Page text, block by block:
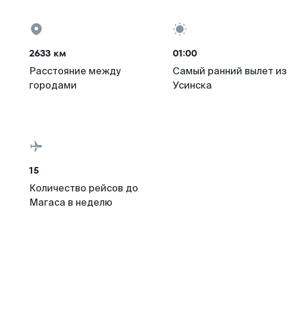
2633 км
Расстояние между
городами
01:00
Самый ранний вылет из
Усинска
15
Количество рейсов до
Магаса в неделю